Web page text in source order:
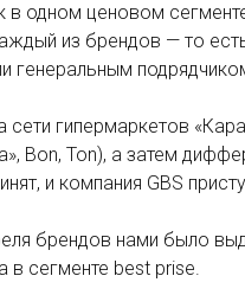
одном ценовом
из брендов — то
генеральным
сети гипермаркетов
Bon, Ton), а затем
и компания GBS
брендов нами было
в сегменте best prise.